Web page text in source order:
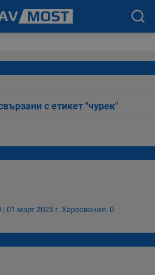
с етикет "чурек"
| 01 март 2025 г. Харесвания: 0